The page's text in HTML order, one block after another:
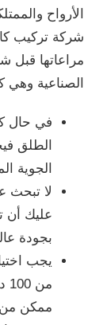
الأرواح
شركة تركيب
مراعاتها قبل
الصناعية وهي
في حال
الطلق
الجوية
لا تبحث
عليك أن
بجودة
يجب
ممكن من